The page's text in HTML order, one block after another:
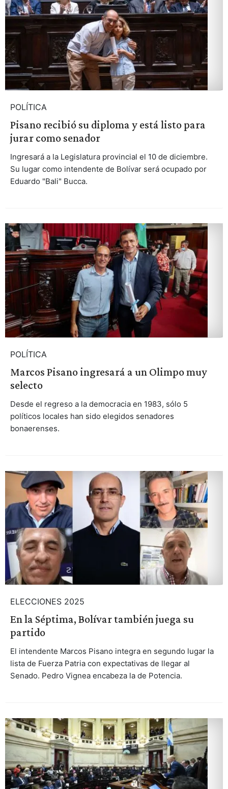
POLÍTICA
Pisano recibió su diploma y está listo para
jurar como senador
Ingresará a la Legislatura provincial el 10 de diciembre.
Su lugar como intendente de Bolívar será ocupado por
Eduardo "Bali" Bucca.
POLÍTICA
Marcos Pisano ingresará a un Olimpo muy
selecto
Desde el regreso a la democracia en 1983, sólo 5
políticos locales han sido elegidos senadores
bonaerenses.
ELECCIONES 2025
En la Séptima, Bolívar también juega su
partido
El intendente Marcos Pisano integra en segundo lugar la
lista de Fuerza Patria con expectativas de llegar al
Senado. Pedro Vignea encabeza la de Potencia.